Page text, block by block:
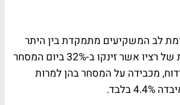
לב המשקיעים מתמקדת בין היתר
גם בכתבי האופציות של רציו אשר זינקו ב-32% ביום המסחר
מכבידה על המסחר בהן למרות
בלבד.